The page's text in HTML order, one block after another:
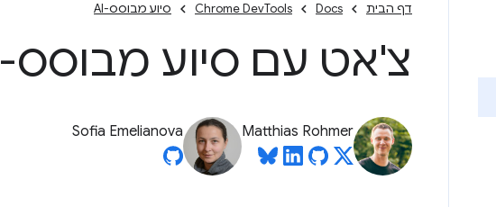
דף הבית Docs
Chrome DevTools סיוע מבוסס-AI
צ'אט עם סיוע מבוסס-AI
Matthias Rohmer
Sofia Emelianova